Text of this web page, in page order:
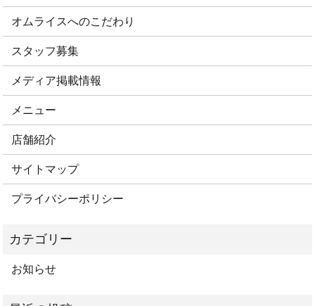
オムライスへのこだわり
スタッフ募集
メディア掲載情報
メニュー
店舗紹介
サイトマップ
プライバシーポリシー
お知らせ